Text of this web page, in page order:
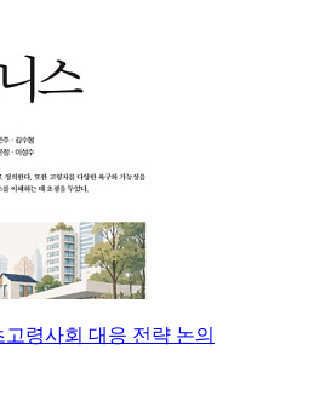
령사회 대응 전략 논의